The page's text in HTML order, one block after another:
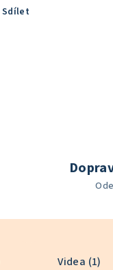
Sdílet
Videa (1)